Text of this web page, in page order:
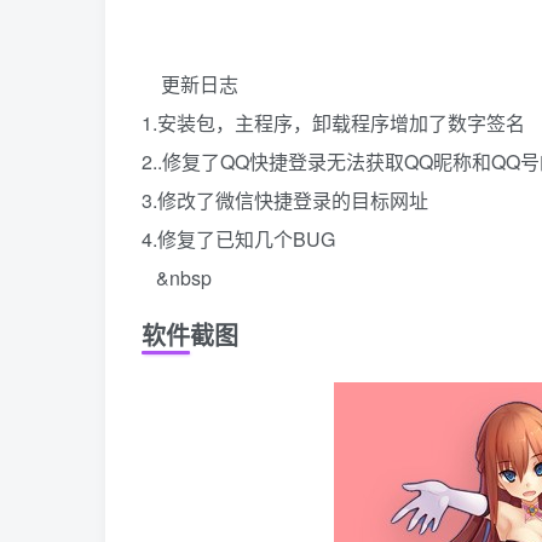
更新日志
1.安装包，主程序，卸载程序增加了数字签名
2..修复了QQ快捷登录无法获取QQ昵称和QQ
3.修改了微信快捷登录的目标网址
4.修复了已知几个BUG
&nbsp
软件截图